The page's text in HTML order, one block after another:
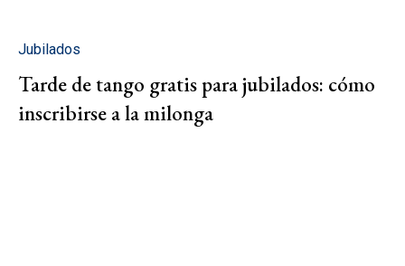
Jubilados
Tarde de tango gratis para jubilados: cómo
inscribirse a la milonga